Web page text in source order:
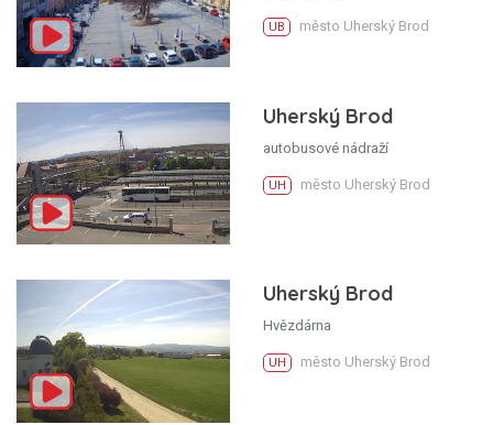
UB město Uherský Brod
Uherský Brod
autobusové nádraží
UH město Uherský Brod
Uherský Brod
Hvězdárna
UH město Uherský Brod